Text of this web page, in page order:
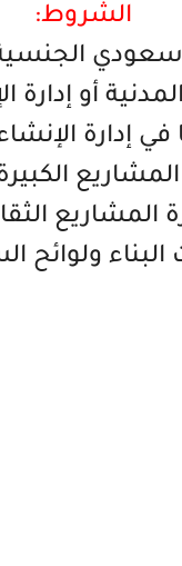
الشروط:
سعودي
أو
تقل عن 15 عامًا في
المشاريع
المشاريع
ولوائح